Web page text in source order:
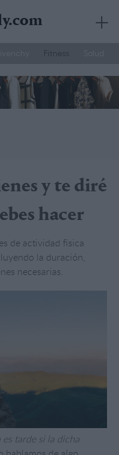
Fitness
y te diré
hacer
de actividad física
la duración,
necesarias.
es tarde si la dicha